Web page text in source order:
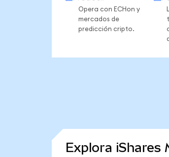
Opera con ECHon y
mercados de
predicción cripto.
Explora iShares